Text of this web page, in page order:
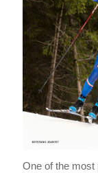
One of the most